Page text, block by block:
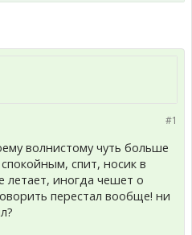
#1
волнистому чуть больше
спит, носик в
летает, иногда чешет о
перестал вообще! ни